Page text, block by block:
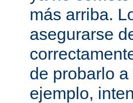
más arriba.
asegurarse
de probarlo
ejemplo,